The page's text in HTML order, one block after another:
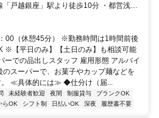
戸越銀座」駅より徒歩10分 ・都営浅草
00（休憩45分） ※勤務時間は1時間前後
※【平日のみ】【土日のみ】も相談可能
ーでの品出しスタッフ 雇用形態 アルバイ
のスーパーで、お菓子やカップ麺などを
。 ≪具体的には≫ ◆仕分け（届...
未経験者歓迎 夜間 制服貸与
ブランクOK
らOK シフト制 日払いOK 深夜 履歴書不要